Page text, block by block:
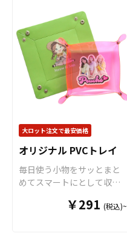
幅も広がります。 アンブレ
ラマーカーは傘の目印とし
て使用するだけでなく、ペ
ンやバッグなどのアクセサ
リーにも最適です。 またケ
イオーの フォンタブ とセッ
トで組み合わせることでブ
つながります。 アンブレラ
マーカーは幅広い年齢層の
お客様に喜ばれる商品で、
方々にご利用いただけおす
すめです。 オリジナルグッ
ズとしてアンブレラマーカ
ーを製作されてみてはいか
に飾るタペストリーのよう
に、アニメやアイドルなど
の推し活グッズとしても大
人気のタオルです。生地は
国内製造差された今治産の
タオルで、生地・印刷・縫
製すべて国内で製造致しま
す。※印刷後に縁処理を行
い場合、表の印刷カラーに
合わせて縫製致します。 短
納期・小ロットでの対応も
可能ですのでご不明点があ
りましたらお気軽にご相談
大ロット注文で最安価格
オリジナル PVCトレイ
毎日使う小物をサッとまと
めてスマートにとして収納
らかくて丈夫なPVC素材を
￥291 (税込)~